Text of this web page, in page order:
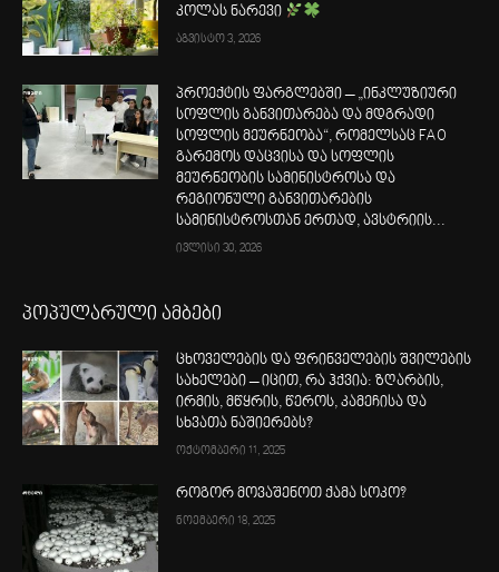
კოლას ნარევი
აგვისტო 3, 2026
პროექტის ფარგლებში – „ინკლუზიური
სოფლის განვითარება და მდგრადი
სოფლის მეურნეობა“, რომელსაც FAO
გარემოს დაცვისა და სოფლის
მეურნეობის სამინისტროსა და
რეგიონული განვითარების
სამინისტროსთან ერთად, ავსტრიის...
ივლისი 30, 2026
პოპულარული ამბები
ცხოველების და ფრინველების შვილების
სახელები – იცით, რა ჰქვია: ზღარბის,
ირმის, მწყრის, წეროს, კამეჩისა და
სხვათა ნაშიერებს?
ოქტომბერი 11, 2025
როგორ მოვაშენოთ ქამა სოკო?
ნოემბერი 18, 2025